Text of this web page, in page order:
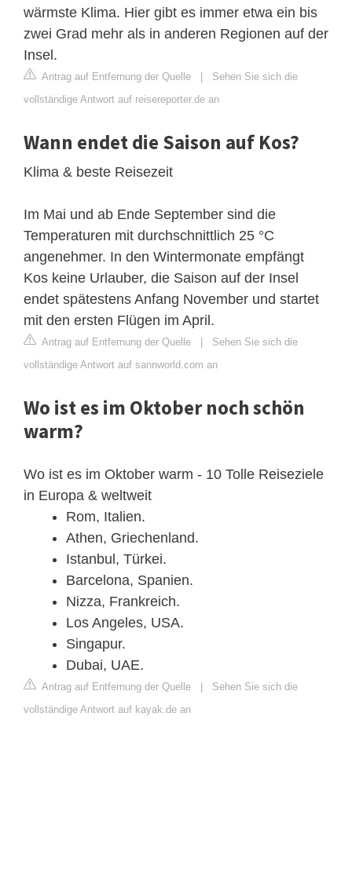
wärmste Klima. Hier gibt es immer etwa ein bis
zwei Grad mehr als in anderen Regionen auf der
Insel.
Antrag auf Entfernung der Quelle | Sehen Sie sich die
vollständige Antwort auf reisereporter.de an
Wann endet die Saison auf Kos?
Klima & beste Reisezeit
Im Mai und ab Ende September sind die
Temperaturen mit durchschnittlich 25 °C
angenehmer. In den Wintermonate empfängt
Kos keine Urlauber, die Saison auf der Insel
endet spätestens Anfang November und startet
mit den ersten Flügen im April.
Antrag auf Entfernung der Quelle | Sehen Sie sich die
vollständige Antwort auf sannworld.com an
Wo ist es im Oktober noch schön
warm?
Wo ist es im Oktober warm - 10 Tolle Reiseziele
in Europa & weltweit
Rom, Italien.
Athen, Griechenland.
Istanbul, Türkei.
Barcelona, Spanien.
Nizza, Frankreich.
Los Angeles, USA.
Singapur.
Dubai, UAE.
Antrag auf Entfernung der Quelle | Sehen Sie sich die
vollständige Antwort auf kayak.de an